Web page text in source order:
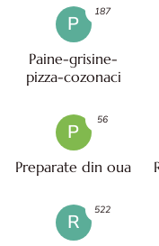
P
Paine-grisine-
pizza-cozonaci
187
P
Preparate din oua
56
R
522